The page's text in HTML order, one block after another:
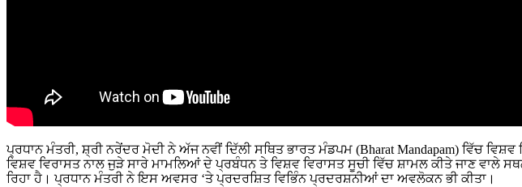
ਪ੍ਰਧਾਨ ਮੰਤਰੀ, ਸ਼੍ਰੀ ਨਰੇਂਦਰ ਮੋਦੀ ਨੇ ਅੱਜ ਨਵੀਂ ਦਿੱਲੀ ਸਥਿਤ ਭਾਰਤ ਮੰਡਪਮ (Bharat Mandapam) ਵਿੱਚ
ਵਿਸ਼ਵ ਵਿਰਾਸਤ ਨਾਲ ਜੁੜੇ ਸਾਰੇ ਮਾਮਲਿਆਂ ਦੇ ਪ੍ਰਬੰਧਨ ਤੇ ਵਿਸ਼ਵ ਵਿਰਾਸਤ ਸੂਚੀ ਵਿੱਚ ਸ਼ਾਮਲ ਕੀਤੇ ਜਾਣ ਵਾਲੇ
ਰਿਹਾ ਹੈ। ਪ੍ਰਧਾਨ ਮੰਤਰੀ ਨੇ ਇਸ ਅਵਸਰ ‘ਤੇ ਪ੍ਰਦਰਸ਼ਿਤ ਵਿਭਿੰਨ ਪ੍ਰਦਰਸ਼ਨੀਆਂ ਦਾ ਅਵਲੋਕਨ ਭੀ ਕੀਤਾ।